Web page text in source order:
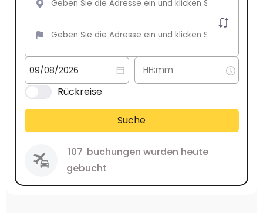
Rückreise
Suche
107 buchungen wurden heute
gebucht